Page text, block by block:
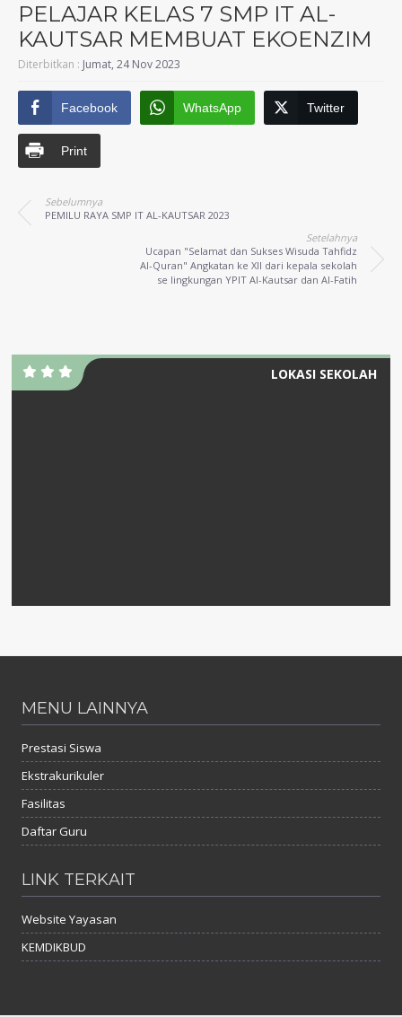
PELAJAR KELAS 7 SMP IT AL-
KAUTSAR MEMBUAT EKOENZIM
Diterbitkan : Jumat, 24 Nov 2023
Facebook WhatsApp Twitter
Print
Sebelumnya
PEMILU RAYA SMP IT AL-KAUTSAR 2023
Setelahnya
Ucapan "Selamat dan Sukses Wisuda Tahfidz
Al-Quran" Angkatan ke XII dari kepala sekolah
se lingkungan YPIT Al-Kautsar dan Al-Fatih
LOKASI SEKOLAH
MENU LAINNYA
Prestasi Siswa
Ekstrakurikuler
Fasilitas
Daftar Guru
LINK TERKAIT
Website Yayasan
KEMDIKBUD